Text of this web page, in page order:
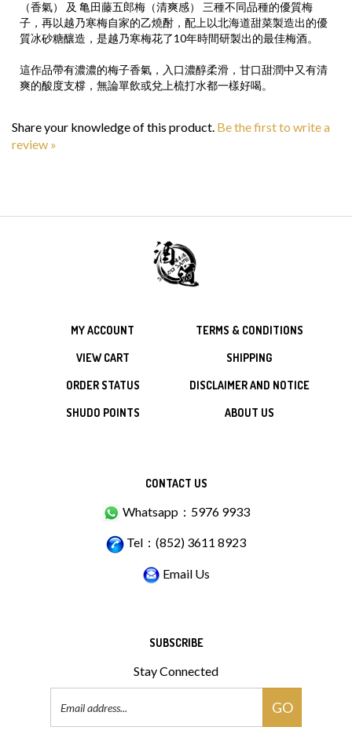
子，再以越乃寒梅自家的乙燒酎，配上以北海道甜菜製造出的優
質冰砂糖釀造，是越乃寒梅花了10年時間研製出的最佳梅酒。
爽的酸度支橕，無論單飲或兌上梳打水都一樣好喝。
review »
MY ACCOUNT
VIEW CART
ORDER STATUS
SHUDO POINTS
TERMS & CONDITIONS
SHIPPING
DISCLAIMER AND NOTICE
ABOUT US
CONTACT US
Whatsapp：5976 9933
Tel：(852) 3611 8923
Email Us
SUBSCRIBE
Stay Connected
GO